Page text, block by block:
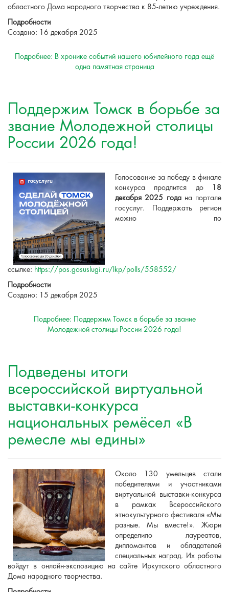
областного Дома народного творчества к 85-летию учреждения.
Подробности
Создано: 16 декабря 2025
Подробнее: В хронике событий нашего юбилейного года ещё
одна памятная страница
Поддержим Томск в борьбе за
звание Молодежной столицы
России 2026 года!
Голосование за победу в финале
конкурса продлится до18
декабря 2025 годана портале
госуслуг. Поддержать регион
можно по
ссылке: https://pos.gosuslugi.ru/lkp/polls/558552/
Подробности
Создано: 15 декабря 2025
Подробнее: Поддержим Томск в борьбе за звание
Молодежной столицы России 2026 года!
Подведены итоги
всероссийской виртуальной
выставки-конкурса
национальных ремёсел «В
ремесле мы едины»
Около 130 умельцев стали
победителями и участниками
виртуальной выставки-конкурса
в рамках Всероссийского
этнокультурного фестиваля «Мы
разные. Мы вместе!». Жюри
определило лауреатов,
дипломантов и обладателей
специальных наград. Их работы
войдут в онлайн-экспозицию на сайте Иркутского областного
Дома народного творчества.